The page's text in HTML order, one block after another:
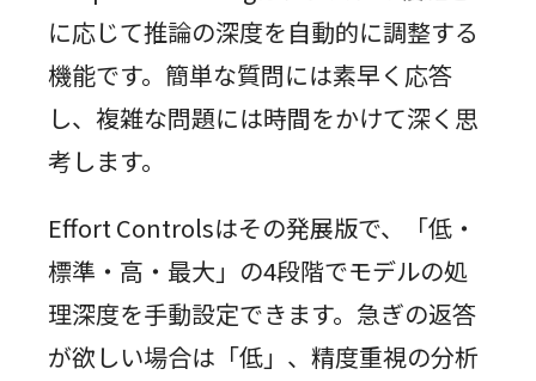
に応じて推論の深度を自動的に調整する
機能です。簡単な質問には素早く応答
し、複雑な問題には時間をかけて深く思
考します。
Effort Controlsはその発展版で、「低・
標準・高・最大」の4段階でモデルの処
理深度を手動設定できます。急ぎの返答
が欲しい場合は「低」、精度重視の分析